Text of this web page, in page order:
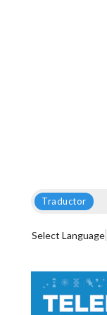
Traductor
Select Language